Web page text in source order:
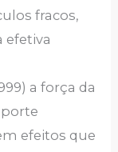
fracos,
efetiva
a força da
efeitos que